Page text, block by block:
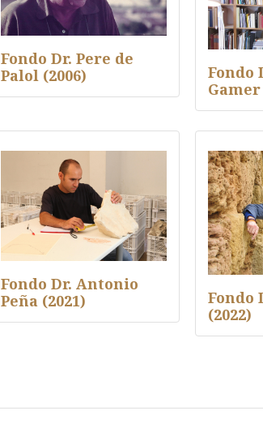
Fondo Dr. Pere de
Palol (2006)
Fondo
Gamer
Fondo Dr. Antonio
Peña (2021)
Fondo
(2022)